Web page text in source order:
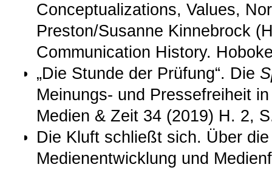
Conceptualizations, Values,
Preston/Susanne Kinnebrock
Communication History.
„Die Stunde der Prüfung“. Die
Meinungs- und Pressefreiheit
Medien & Zeit 34 (2019) H. 2,
Die Kluft schließt sich. Über
Medienentwicklung und